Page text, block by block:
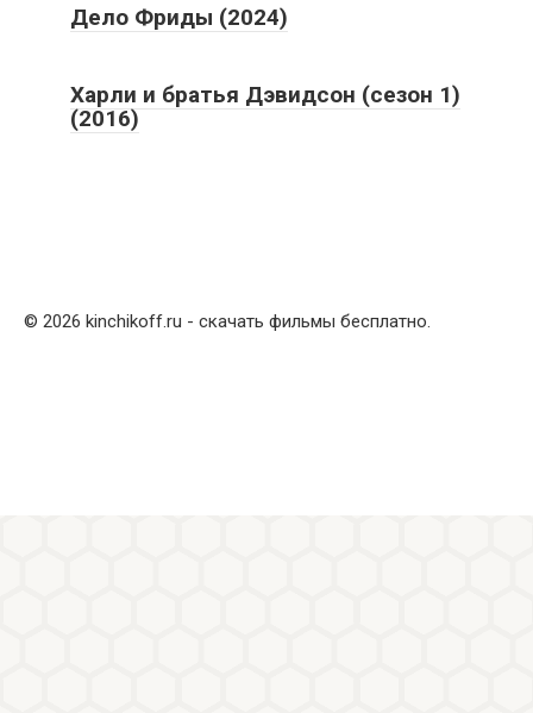
Дело Фриды (2024)
Харли и братья Дэвидсон (сезон 1)
(2016)
© 2026 kinchikoff.ru - скачать фильмы бесплатно.